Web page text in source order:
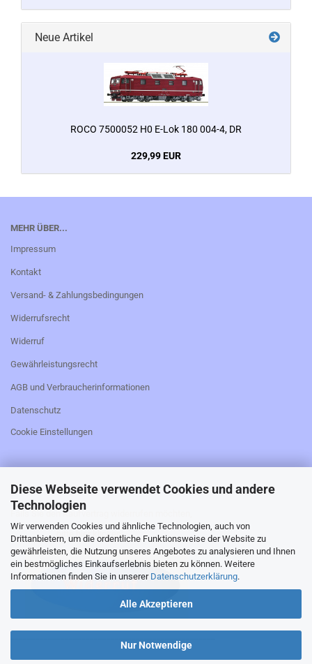
Diese Webseite verwendet Cookies und andere
Technologien
Wir verwenden Cookies und ähnliche Technologien, auch von
Drittanbietern, um die ordentliche Funktionsweise der Website zu
gewährleisten, die Nutzung unseres Angebotes zu analysieren und Ihnen
ein bestmögliches Einkaufserlebnis bieten zu können. Weitere
Informationen finden Sie in unserer Datenschutzerklärung.
Alle Akzeptieren
Nur Notwendige
Neue Artikel
ROCO 7500052 H0 E-Lok 180 004-4, DR
229,99 EUR
MEHR ÜBER...
Impressum
Kontakt
Versand- & Zahlungsbedingungen
Widerrufsrecht
Widerruf
Gewährleistungsrecht
AGB und Verbraucherinformationen
Datenschutz
Cookie Einstellungen
_________________________________________________
Falls Sie den Kaufvertrag widerrufen möchten,
bitte hier klicken: